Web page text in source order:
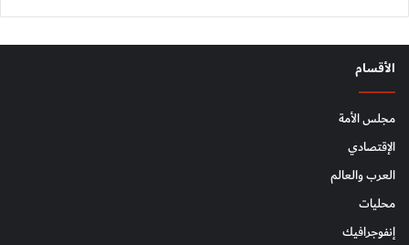
الأقسام
مجلس الأمة
الإقتصادي
العرب والعالم
محليات
إنفوجرافيك